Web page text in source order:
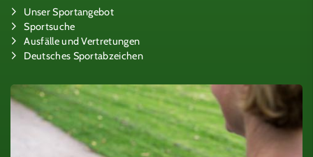
Unser Sportangebot
Sportsuche
Ausfälle und Vertretungen
Deutsches Sportabzeichen